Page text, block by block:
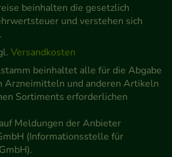
für Sie optimieren können,
Website aber auch die
möglichst relevant für Sie
Sie, dass Daten hierfür
wie z.B. Google oder soziale
werden.
beinhalten die gesetzlich
und verstehen sich
Versandkosten
beinhaltet alle für die Abgabe
Arzneimitteln und anderen Artikeln
Sortiments erforderlichen
Meldungen der Anbieter
(Informationsstelle für